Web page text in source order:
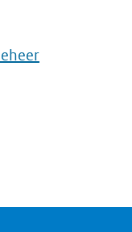
(opent
een